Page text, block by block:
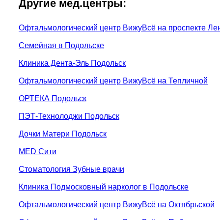
Другие мед.центры:
Офтальмологический центр ВижуВсё на проспекте
Семейная в Подольске
Клиника Дента-Эль Подольск
Офтальмологический центр ВижуВсё на Тепличной
ОРТЕКА Подольск
ПЭТ-Технолоджи Подольск
Дочки Матери Подольск
MED Сити
Стоматология Зубные врачи
Клиника Подмосковный нарколог в Подольске
Офтальмологический центр ВижуВсё на Октябрьской